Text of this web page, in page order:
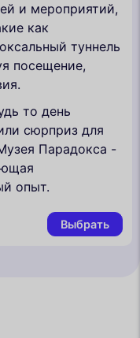
и мероприятий,
как
туннель
посещение,
то день
сюрприз для
Парадокса -
опыт.
Выбрать